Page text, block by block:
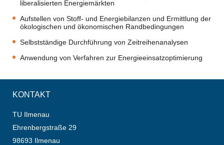
liberalisierten Energiemärkten
Aufstellen von Stoff- und Energiebilanzen und Ermittlung der
ökologischen und ökonomischen Randbedingungen
Selbstständige Durchführung von Zeitreihenanalysen
Anwendung von Verfahren zur Energieeinsatzoptimierung
KONTAKT
TU Ilmenau
Ehrenbergstraße 29
98693 Ilmenau